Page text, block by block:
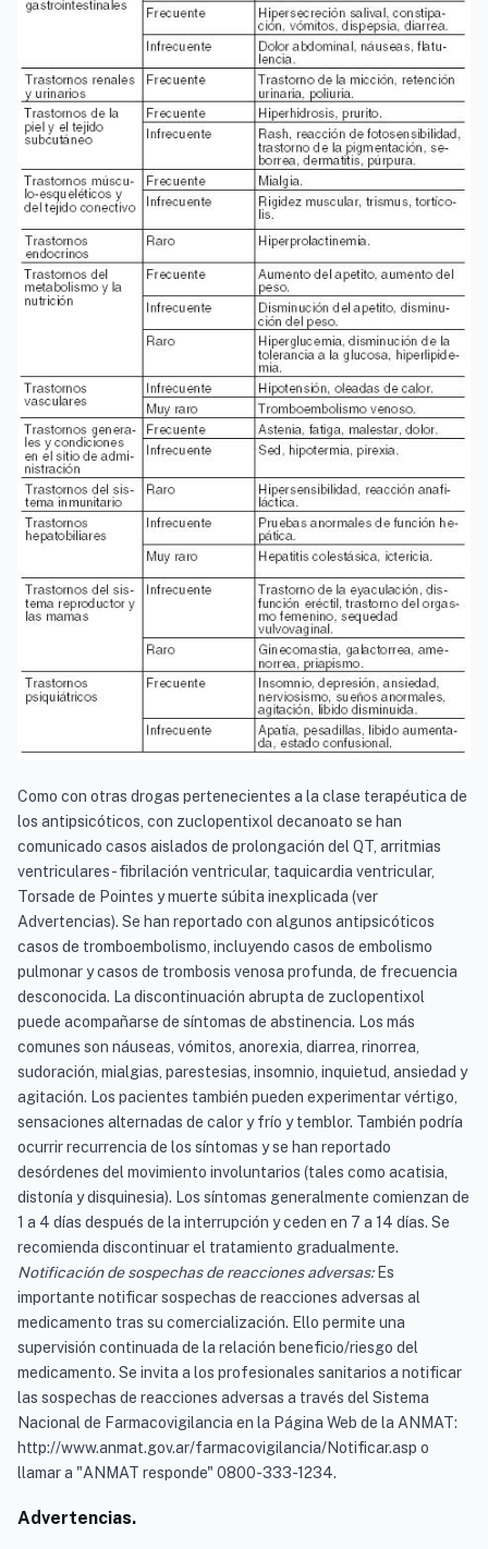
Como con otras drogas pertenecientes a la clase terapéutica de
los antipsicóticos, con zuclopentixol decanoato se han
comunicado casos aislados de prolongación del QT, arritmias
ventriculares - fibrilación ventricular, taquicardia ventricular,
Torsade de Pointes y muerte súbita inexplicada (ver
Advertencias). Se han reportado con algunos antipsicóticos
casos de tromboembolismo, incluyendo casos de embolismo
pulmonar y casos de trombosis venosa profunda, de frecuencia
desconocida. La discontinuación abrupta de zuclopentixol
puede acompañarse de síntomas de abstinencia. Los más
comunes son náuseas, vómitos, anorexia, diarrea, rinorrea,
sudoración, mialgias, parestesias, insomnio, inquietud, ansiedad y
agitación. Los pacientes también pueden experimentar vértigo,
sensaciones alternadas de calor y frío y temblor. También podría
ocurrir recurrencia de los síntomas y se han reportado
desórdenes del movimiento involuntarios (tales como acatisia,
distonía y disquinesia). Los síntomas generalmente comienzan de
1 a 4 días después de la interrupción y ceden en 7 a 14 días. Se
recomienda discontinuar el tratamiento gradualmente.
Notificación de sospechas de reacciones adversas: Es
importante notificar sospechas de reacciones adversas al
medicamento tras su comercialización. Ello permite una
supervisión continuada de la relación beneficio/riesgo del
medicamento. Se invita a los profesionales sanitarios a notificar
las sospechas de reacciones adversas a través del Sistema
Nacional de Farmacovigilancia en la Página Web de la ANMAT:
http://www.anmat.gov.ar/farmacovigilancia/Notificar.asp o
llamar a "ANMAT responde" 0800-333-1234.
Advertencias.